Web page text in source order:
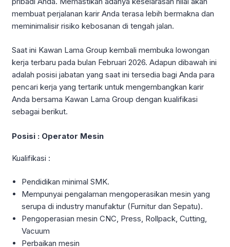
membuat perjalanan karir Anda terasa lebih bermakna dan
meminimalisir risiko kebosanan di tengah jalan.
Saat ini Kawan Lama Group kembali membuka lowongan
kerja terbaru pada bulan Februari 2026. Adapun dibawah ini
adalah posisi jabatan yang saat ini tersedia bagi Anda para
pencari kerja yang tertarik untuk mengembangkan karir
Anda bersama Kawan Lama Group dengan kualifikasi
sebagai berikut.
Posisi : Operator Mesin
Kualifikasi :
Pendidikan minimal SMK.
Mempunyai pengalaman mengoperasikan mesin yang
serupa di industry manufaktur (Furnitur dan Sepatu).
Pengoperasian mesin CNC, Press, Rollpack, Cutting,
Vacuum
Perbaikan mesin